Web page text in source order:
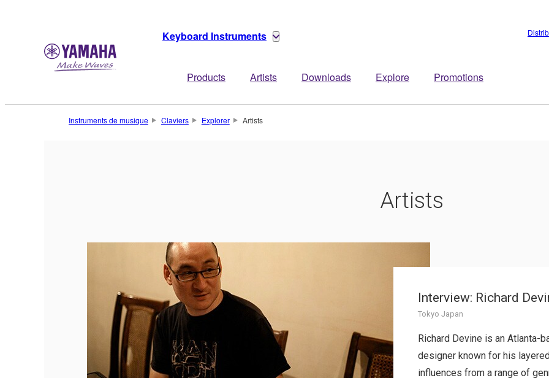
Keyboard Instruments
Products Artists Downloads Explore Promotions
Instruments de musique Claviers Explorer Artists
Artists
Interview: Richard
Tokyo Japan
Richard Devine is an Atlanta-
designer known for his
influences from a range of